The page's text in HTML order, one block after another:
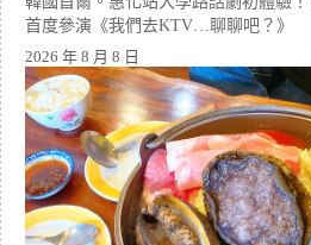
首度參演《我們去KTV…聊聊吧？》
2026 年 8 月 8 日